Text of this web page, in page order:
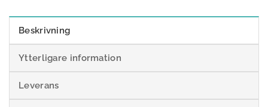
Beskrivning
Ytterligare information
Leverans